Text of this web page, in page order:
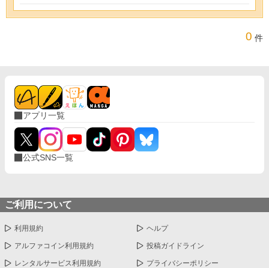
0 件
アプリ一覧
公式SNS一覧
ご利用について
利用規約 ヘルプ
アルファコイン利用規約 投稿ガイドライン
レンタルサービス利用規約 プライバシーポリシー